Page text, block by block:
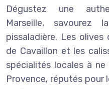
Dégustez une
Marseille,
pissaladière. Les olives
de Cavaillon et les
spécialités locales à
Provence, réputés pour